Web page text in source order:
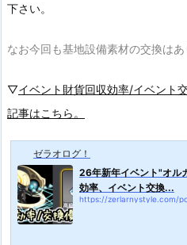
下さい。
なお今回も基地設備素材の交換はあ
▽イベント財貨回収効率/イベント
記事はこちら。
ゼラオログ！
26年新年イベント"オル
効率、イベント交換...
https://zerlarnystyle.com/